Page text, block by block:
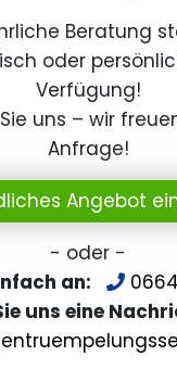
Beratung
oder
Verfügung!
uns – wir
Anfrage!
Angebot
- oder -
an:
uns eine